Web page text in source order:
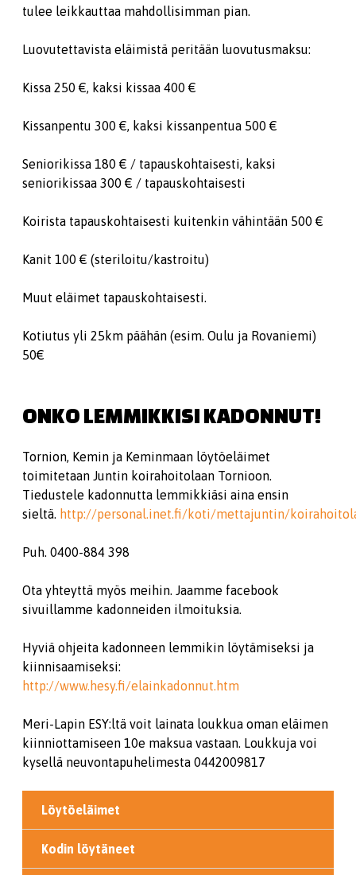
tulee leikkauttaa mahdollisimman pian.
Luovutettavista eläimistä peritään luovutusmaksu:
Kissa 250 €, kaksi kissaa 400 €
Kissanpentu 300 €, kaksi kissanpentua 500 €
Seniorikissa 180 € / tapauskohtaisesti, kaksi
seniorikissaa 300 € / tapauskohtaisesti
Koirista tapauskohtaisesti kuitenkin vähintään 500 €
Kanit 100 € (steriloitu/kastroitu)
Muut eläimet tapauskohtaisesti.
Kotiutus yli 25km päähän (esim. Oulu ja Rovaniemi)
50€
ONKO LEMMIKKISI KADONNUT!
Tornion, Kemin ja Keminmaan löytöeläimet
toimitetaan Juntin koirahoitolaan Tornioon.
Tiedustele kadonnutta lemmikkiäsi aina ensin
sieltä. http://personal.inet.fi/koti/mettajuntin/
Puh. 0400-884 398
Ota yhteyttä myös meihin. Jaamme facebook
sivuillamme kadonneiden ilmoituksia.
Hyviä ohjeita kadonneen lemmikin löytämiseksi ja
kiinnisaamiseksi:
http://www.hesy.fi/elainkadonnut.htm
Meri-Lapin ESY:ltä voit lainata loukkua oman eläimen
kiinniottamiseen 10e maksua vastaan. Loukkuja voi
kysellä neuvontapuhelimesta 0442009817
Löytöeläimet
Kodin löytäneet